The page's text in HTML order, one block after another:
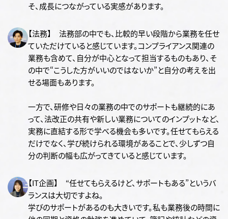
そ、成長につながっている実感があります。
【法務】 法務部の中でも、比較的早い段階から業務を任せ
ていただけていると感じています。コンプライアンス関連の
業務も含めて、自分が中心となって担当するものもあり、そ
の中で“こうした方がいいのではないか”と自分の考えを出
せる場面もあります。
一方で、研修や日々の業務の中でのサポートも継続的にあ
って、法改正の共有や新しい業務についてのインプットなど、
実務に直結する形で学べる機会も多いです。任せてもらえる
だけでなく、学び続けられる環境があることで、少しずつ自
分の判断の幅も広がってきていると感じています。
【IT企画】 “任せてもらえるけど、サポートもある”というバ
ランスは大切ですよね。
学びのサポートがあるのも大きいです。私も業務後の時間に